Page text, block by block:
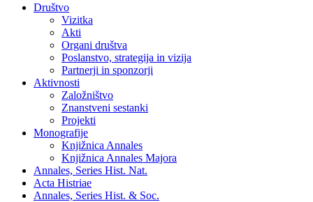
Društvo
Vizitka
Akti
Organi društva
Poslanstvo, strategija in vizija
Partnerji in sponzorji
Aktivnosti
Založništvo
Znanstveni sestanki
Projekti
Monografije
Knjižnica Annales
Knjižnica Annales Majora
Annales, Series Hist. Nat.
Acta Histriae
Annales, Series Hist. & Soc.